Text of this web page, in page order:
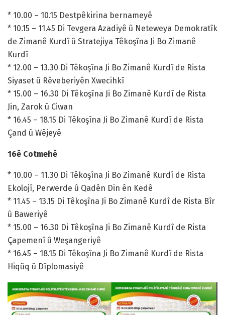
* 10.00 – 10.15 Destpêkirina bernameyê
* 10.15 – 11.45 Di Tevgera Azadiyê û Neteweya Demokratîk
de Zimanê Kurdî û Stratejiya Têkoşîna Ji Bo Zimanê
Kurdî
* 12.00 – 13.30 Di Têkoşîna Ji Bo Zimanê Kurdî de Rista
Siyaset û Rêveberiyên Xwecihkî
* 15.00 – 16.30 Di Têkoşîna Ji Bo Zimanê Kurdî de Rista
Jin, Zarok û Ciwan
* 16.45 – 18.15 Di Têkoşîna Ji Bo Zimanê Kurdî de Rista
Çand û Wêjeyê
16ê Cotmehê
* 10.00 – 11.30 Di Têkoşîna Ji Bo Zimanê Kurdî de Rista
Ekolojî, Perwerde û Qadên Din ên Kedê
* 11.45 – 13.15 Di Têkoşîna Ji Bo Zimanê Kurdî de Rista Bîr
û Baweriyê
* 15.00 – 16.30 Di Têkoşîna Ji Bo Zimanê Kurdî de Rista
Çapemenî û Weşangeriyê
* 16.45 – 18.15 Di Têkoşîna Ji Bo Zimanê Kurdî de Rista
Hiqûq û Dîplomasiyê